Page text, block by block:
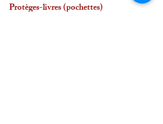
Protèges-livres (pochettes)